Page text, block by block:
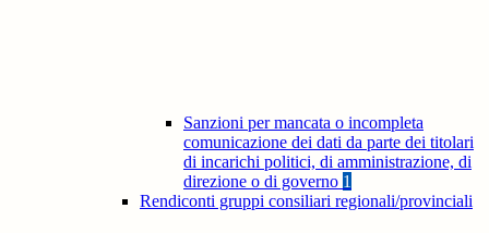
Sanzioni per mancata o incompleta
comunicazione dei dati da parte dei titolari
di incarichi politici, di amministrazione, di
direzione o di governo 1
Rendiconti gruppi consiliari regionali/provinciali